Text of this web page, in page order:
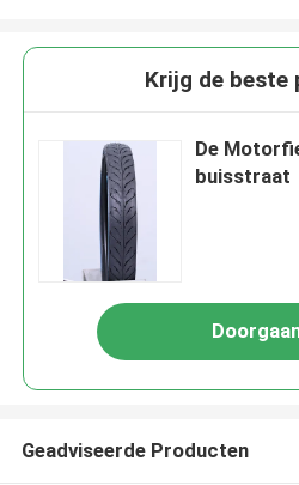
Krijg de beste
De
buisstraat
Geadviseerde Producten